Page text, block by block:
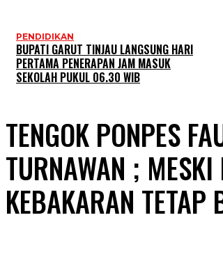
PENDIDIKAN
BUPATI GARUT TINJAU LANGSUNG HARI
PERTAMA PENERAPAN JAM MASUK
SEKOLAH PUKUL 06.30 WIB
TENGOK PONPES
TURNAWAN ;
KEBAKARAN TETAP